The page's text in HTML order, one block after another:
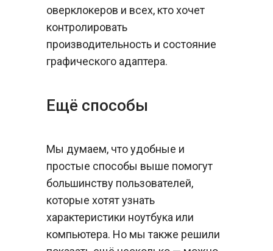
оверклокеров и всех, кто хочет
контролировать
производительность и состояние
графического адаптера.
Ещё способы
Мы думаем, что удобные и
простые способы выше помогут
большинству пользователей,
которые хотят узнать
характеристики ноутбука или
компьютера. Но мы также решили